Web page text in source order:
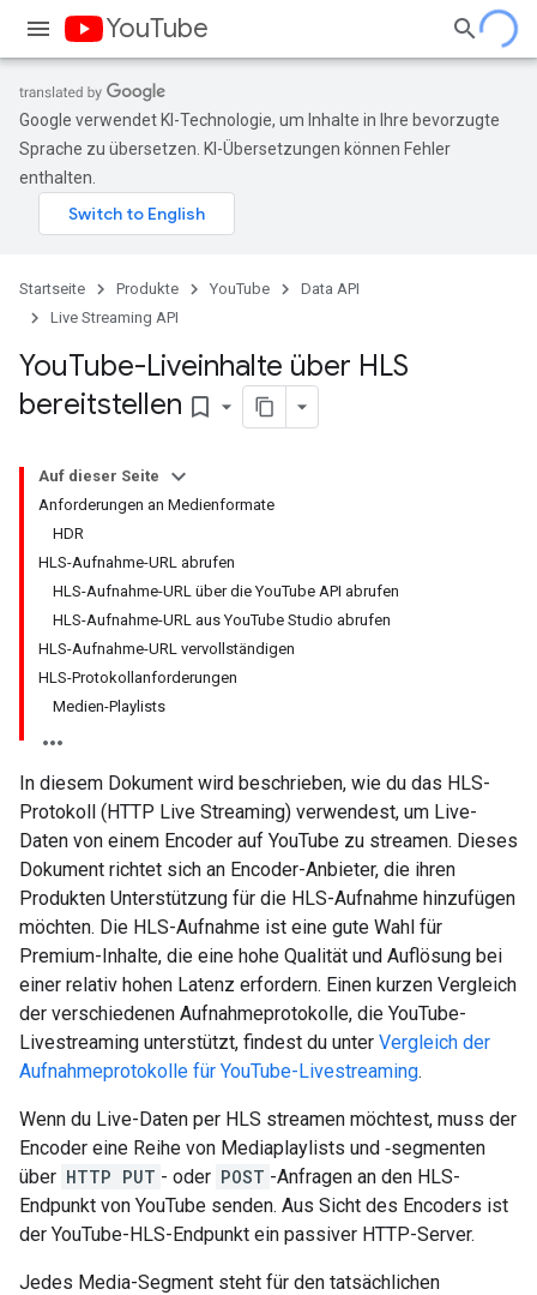
YouTube
Google verwendet KI-Technologie, um Inhalte in Ihre bevorzugte
Sprache zu übersetzen. KI-Übersetzungen können Fehler
enthalten.
Startseite Produkte YouTube
Data API
Live Streaming API
YouTube-Liveinhalte über HLS
bereitstellen bookmark_border
Auf dieser Seite
Anforderungen an Medienformate
HDR
HLS-Aufnahme-URL abrufen
HLS-Aufnahme-URL über die YouTube API abrufen
HLS-Aufnahme-URL aus YouTube Studio abrufen
HLS-Aufnahme-URL vervollständigen
HLS-Protokollanforderungen
Medien-Playlists
In diesem Dokument wird beschrieben, wie du das HLS-
Protokoll (HTTP Live Streaming) verwendest, um Live-
Daten von einem Encoder auf YouTube zu streamen. Dieses
Dokument richtet sich an Encoder-Anbieter, die ihren
Produkten Unterstützung für die HLS-Aufnahme hinzufügen
möchten. Die HLS-Aufnahme ist eine gute Wahl für
Premium-Inhalte, die eine hohe Qualität und Auflösung bei
einer relativ hohen Latenz erfordern. Einen kurzen Vergleich
der verschiedenen Aufnahmeprotokolle, die YouTube-
Livestreaming unterstützt, findest du unter Vergleich der
Aufnahmeprotokolle für YouTube-Livestreaming.
Wenn du Live-Daten per HLS streamen möchtest, muss der
Encoder eine Reihe von Mediaplaylists und ‑segmenten
über HTTP PUT - oder POST -Anfragen an den HLS-
Endpunkt von YouTube senden. Aus Sicht des Encoders ist
der YouTube-HLS-Endpunkt ein passiver HTTP-Server.
Jedes Media-Segment steht für den tatsächlichen